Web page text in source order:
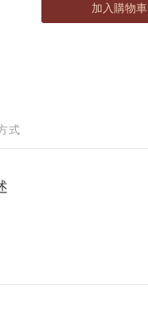
加入購物車
式